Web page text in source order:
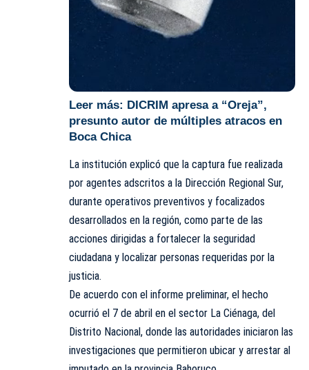
Leer más: DICRIM apresa a “Oreja”,
presunto autor de múltiples atracos en
Boca Chica
La institución explicó que la captura fue realizada
por agentes adscritos a la Dirección Regional Sur,
durante operativos preventivos y focalizados
desarrollados en la región, como parte de las
acciones dirigidas a fortalecer la seguridad
ciudadana y localizar personas requeridas por la
justicia.
De acuerdo con el informe preliminar, el hecho
ocurrió el 7 de abril en el sector La Ciénaga, del
Distrito Nacional, donde las autoridades iniciaron las
investigaciones que permitieron ubicar y arrestar al